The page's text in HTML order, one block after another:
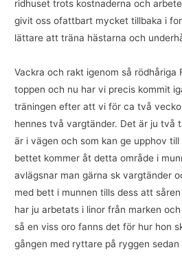
ridhuset trots kostnaderna och
givit oss ofattbart mycket tillbaka i
lättare att träna hästarna och
Vackra och rakt igenom så rödhåriga
toppen och nu har vi precis kommit
träningen efter att vi för ca två
hennes två vargtänder. Det är ju två
är i vägen och som kan ge upphov
bettet kommer åt detta område i
avlägsnar man gärna sk vargtänder
med bett i munnen tills dess att
har ju arbetats i linor från marken
så en viss oro fanns det för hur hon
gången med ryttare på ryggen sedan